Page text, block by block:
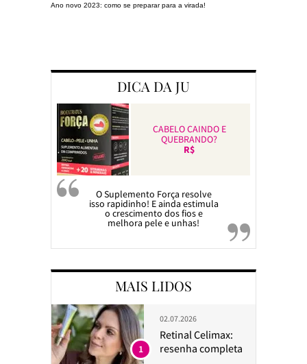
Ano novo 2023: como se preparar para a virada!
DICA DA JU
CABELO CAINDO E
QUEBRANDO?
R$
O Suplemento Força resolve
isso rapidinho! E ainda estimula
o crescimento dos fios e
melhora pele e unhas!
MAIS LIDOS
02.07.2026
Retinal Celimax:
resenha completa
1